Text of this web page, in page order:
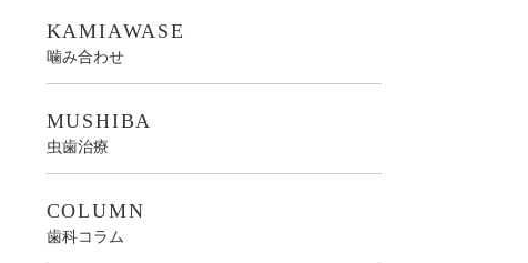
KAMIAWASE
噛み合わせ
MUSHIBA
虫歯治療
COLUMN
歯科コラム